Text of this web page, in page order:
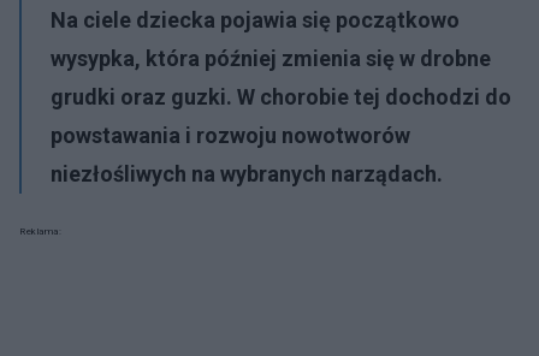
Na ciele dziecka pojawia się początkowo
wysypka, która później zmienia się w drobne
grudki oraz guzki. W chorobie tej dochodzi do
powstawania i rozwoju nowotworów
niezłośliwych na wybranych narządach.
Reklama: